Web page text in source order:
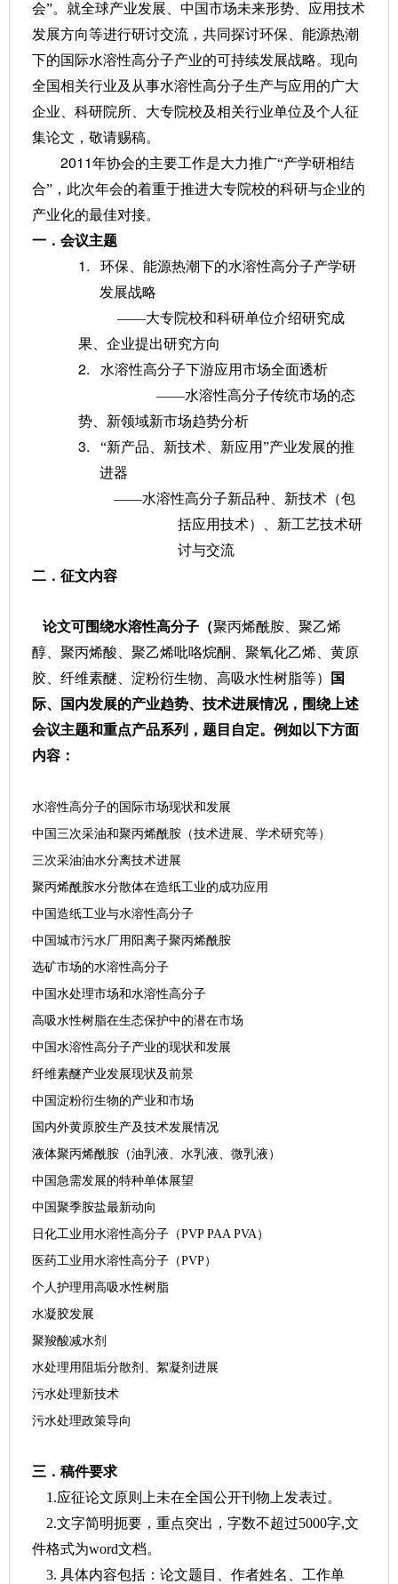
会”。就全球产业发展、中国市场未来形势、应用技术
发展方向等进行研讨交流，共同探讨环保、能源热潮
下的国际水溶性高分子产业的可持续发展战略。现向
全国相关行业及从事水溶性高分子生产与应用的广大
企业、科研院所、大专院校及相关行业单位及个人征
集论文，敬请赐稿。
2011年协会的主要工作是大力推广“产学研相结
合”，此次年会的着重于推进大专院校的科研与企业的
产业化的最佳对接。
一．会议主题
1.
环保、能源热潮下的水溶性高分子产学研
发展战略
——大专院校和科研单位介绍研究成
果、企业提出研究方向
2.
水溶性高分子下游应用市场全面透析
——水溶性高分子传统市场的态
势、新领域新市场趋势分析
3.
“新产品、新技术、新应用”产业发展的推
进器
——水溶性高分子新品种、新技术（包
括应用技术）、新工艺技术研
讨与交流
二．征文内容
论文可围绕水溶性高分子（聚丙烯酰胺、聚乙烯
醇、聚丙烯酸、聚乙烯吡咯烷酮、聚氧化乙烯、黄原
胶、纤维素醚、淀粉衍生物、高吸水性树脂等）
国
际、国内发展的产业趋势、技术进展情况，围绕上述
会议主题和重点产品系列，题目自定。例如以下方面
内容：
水溶性高分子的国际市场现状和发展
中国三次采油和聚丙烯酰胺（技术进展、学术研究等）
三次采油油水分离技术进展
聚丙烯酰胺水分散体在造纸工业的成功应用
中国造纸工业与水溶性高分子
中国城市污水厂用阳离子聚丙烯酰胺
选矿市场的水溶性高分子
中国水处理市场和水溶性高分子
高吸水性树脂在生态保护中的潜在市场
中国水溶性高分子产业的现状和发展
纤维素醚产业发展现状及前景
中国淀粉衍生物的产业和市场
国内外黄原胶生产及技术发展情况
液体聚丙烯酰胺（油乳液、水乳液、微乳液）
中国急需发展的特种单体展望
中国聚季胺盐最新动向
日化工业用水溶性高分子（PVP PAA PVA）
医药工业用水溶性高分子（PVP）
个人护理用高吸水性树脂
水凝胶发展
聚羧酸减水剂
水处理用阻垢分散剂、絮凝剂进展
污水处理新技术
污水处理政策导向
三．稿件要求
1.应征论文原则上未在全国公开刊物上发表过。
2.文字简明扼要，重点突出，字数不超过5000字,文
件格式为word文档。
3. 具体内容包括：论文题目、作者姓名、工作单